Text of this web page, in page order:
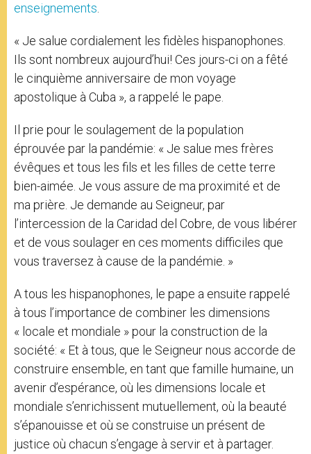
enseignements
« Je salue cordialement les fidèles hispanophones.
Ils sont nombreux aujourd’hui! Ces jours-ci on a fêté
le cinquième anniversaire de mon voyage
apostolique à Cuba », a rappelé le pape.
Il prie pour le soulagement de la population
éprouvée par la pandémie: « Je salue mes frères
évêques et tous les fils et les filles de cette terre
bien-aimée. Je vous assure de ma proximité et de
ma prière. Je demande au Seigneur, par
l’intercession de la Caridad del Cobre, de vous libérer
et de vous soulager en ces moments difficiles que
vous traversez à cause de la pandémie. »
A tous les hispanophones, le pape a ensuite rappelé
à tous l’importance de combiner les dimensions
« locale et mondiale » pour la construction de la
société: « Et à tous, que le Seigneur nous accorde de
construire ensemble, en tant que famille humaine, un
avenir d’espérance, où les dimensions locale et
mondiale s’enrichissent mutuellement, où la beauté
s’épanouisse et où se construise un présent de
justice où chacun s’engage à servir et à partager.